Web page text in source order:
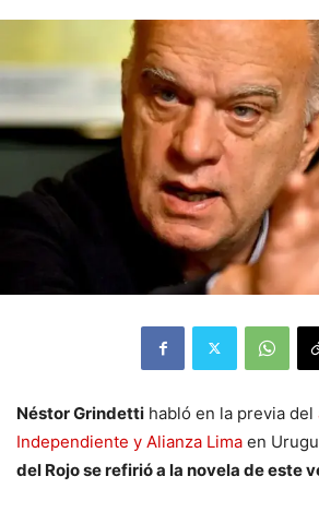
Néstor Grindetti habló en la previa del
Independiente y Alianza Lima en
del Rojo se refirió a la novela de este